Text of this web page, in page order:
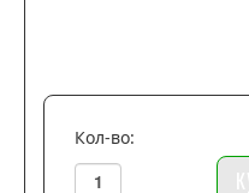
Кол-во: